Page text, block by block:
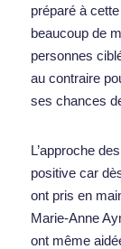
préparé à
beaucoup de
personnes
au contraire
ses chances
L’approche
positive car
ont pris en
Marie-Anne
ont même